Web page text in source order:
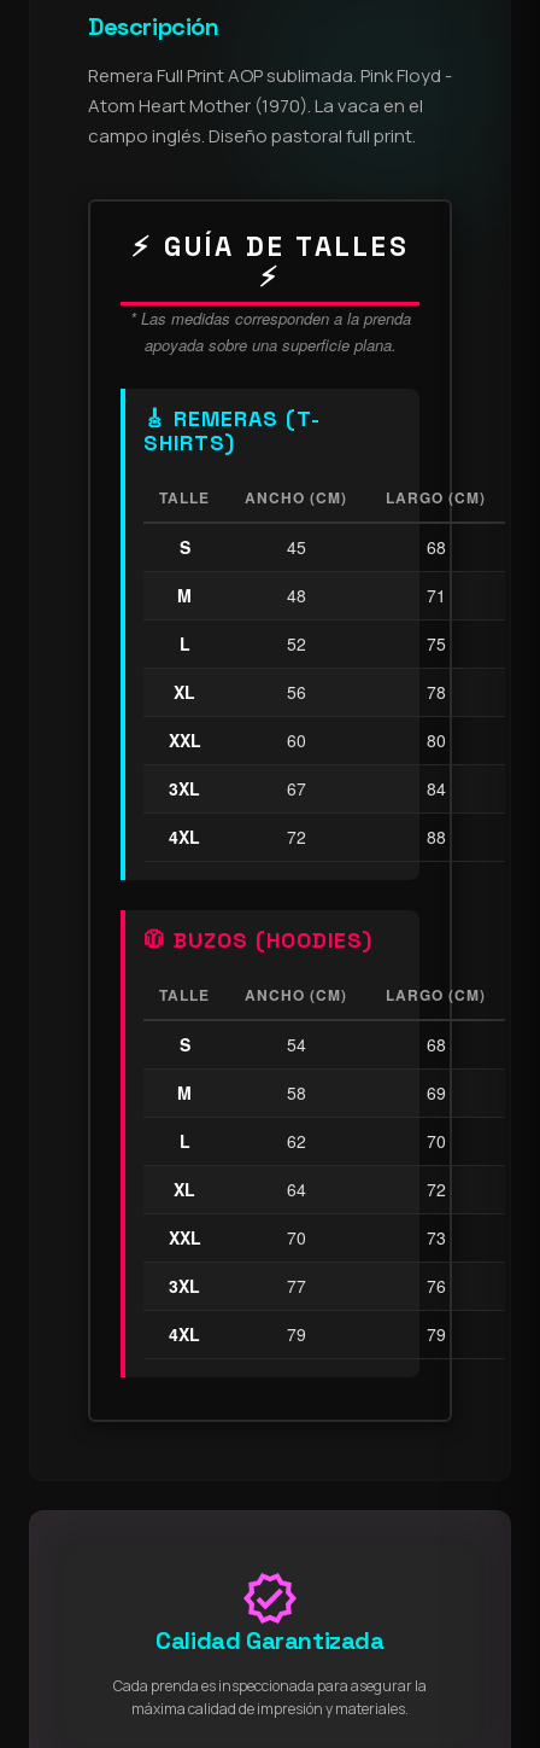
Descripción
Remera Full Print AOP sublimada. Pink Floyd -
Atom Heart Mother (1970). La vaca en el
campo inglés. Diseño pastoral full print.
⚡ GUÍA DE TALLES
⚡
* Las medidas corresponden a la prenda
apoyada sobre una superficie plana.
🎸 REMERAS (T-
SHIRTS)
TALLE ANCHO (CM) LARGO (CM)
S 45
68
M
48
71
L
52
75
XL
56
78
XXL
60
80
3XL
67
84
4XL
72 88
🧥 BUZOS (HOODIES)
TALLE ANCHO (CM) LARGO (CM)
S 54
68
M
58
69
L
62
70
XL
64
72
XXL
70
73
3XL
77
76
4XL
79 79
verified
Calidad Garantizada
Cada prenda es inspeccionada para asegurar la
máxima calidad de impresión y materiales.